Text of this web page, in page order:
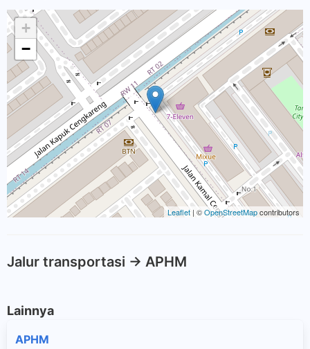
+
−
Leaflet | ©OpenStreetMapcontributors
Jalur transportasi -> APHM
Lainnya
APHM